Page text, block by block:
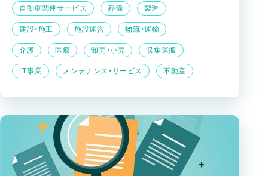
IT事業 メンテナンス・サービス 不動産
介護 医療 卸売・小売 収集運搬
建設・施工 施設運営 物流・運輸
自動車関連サービス 葬儀 製造